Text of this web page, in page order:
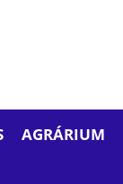
AGRÁRIUM